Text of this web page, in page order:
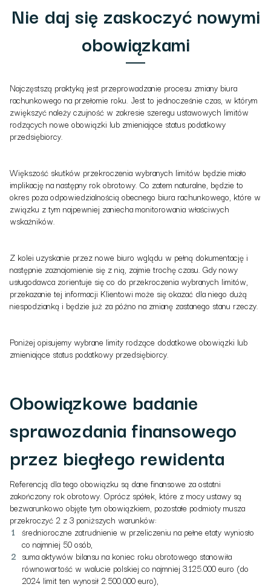
Nie daj się zaskoczyć nowymi
obowiązkami
Najczęstszą praktyką jest przeprowadzanie procesu zmiany biura
rachunkowego na przełomie roku. Jest to jednocześnie czas, w którym
zwiększyć należy czujność w zakresie szeregu ustawowych limitów
rodzących nowe obowiązki lub zmieniające status podatkowy
przedsiębiorcy.
Większość skutków przekroczenia wybranych limitów będzie miało
implikację na następny rok obrotowy. Co zatem naturalne, będzie to
okres poza odpowiedzialnością obecnego biura rachunkowego, które w
związku z tym najpewniej zaniecha monitorowania właściwych
wskaźników.
Z kolei uzyskanie przez nowe biuro wglądu w pełną dokumentację i
następnie zaznajomienie się z nią, zajmie trochę czasu. Gdy nowy
usługodawca zorientuje się co do przekroczenia wybranych limitów,
przekazanie tej informacji Klientowi może się okazać dla niego dużą
niespodzianką i będzie już za późno na zmianę zastanego stanu rzeczy.
Poniżej opisujemy wybrane limity rodzące dodatkowe obowiązki lub
zmieniające status podatkowy przedsiębiorcy.
Obowiązkowe badanie
sprawozdania finansowego
przez biegłego rewidenta
Referencją dla tego obowiązku są dane finansowe za ostatni
zakończony rok obrotowy. Oprócz spółek, które z mocy ustawy są
bezwarunkowo objęte tym obowiązkiem, pozostałe podmioty musza
przekroczyć 2 z 3 poniższych warunków:
średnioroczne zatrudnienie w przeliczeniu na pełne etaty wyniosło
co najmniej 50 osób,
suma aktywów bilansu na koniec roku obrotowego stanowiła
równowartość w walucie polskiej co najmniej 3.125.000 euro (do
2024 limit ten wynosił 2.500.000 euro),